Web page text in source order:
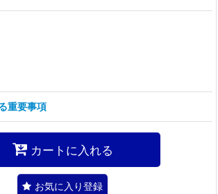
重要事項
カートに入れる
お気に入り登録